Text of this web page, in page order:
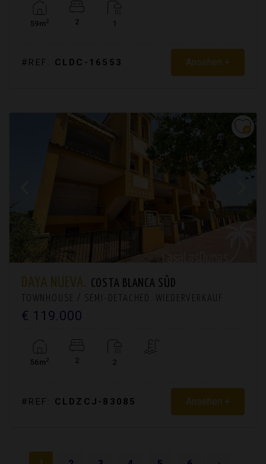
59m2 2 1
#REF: CLDC-16553 Ansehen +
DAYA NUEVA. COSTA BLANCA SÜD
TOWNHOUSE / SEMI-DETACHED. WIEDERVERKAUF
€ 119.000
56m2 2 2
#REF: CLDZCJ-83085 Ansehen +